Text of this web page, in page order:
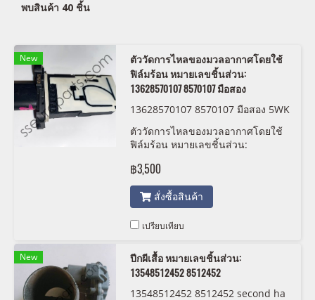
พบสินค้า 40 ชิ้น
New
ตัววัดการไหลของมวลอากาศโดยใช้
ฟิล์มร้อน หมายเลขชิ้นส่วน:
13628570107 8570107 มือสอง
13628570107 8570107 มือสอง 5WK
ตัววัดการไหลของมวลอากาศโดยใช้
ฟิล์มร้อน หมายเลขชิ้นส่วน:
฿3,500
สั่งซื้อสินค้า
เปรียบเทียบ
New
ปีกผีเสื้อ หมายเลขชิ้นส่วน:
13548512452 8512452
13548512452 8512452 second ha